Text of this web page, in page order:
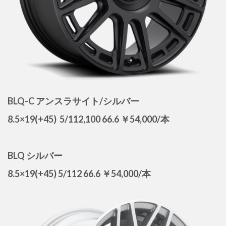
BLQ-C アンスラサイト/シルバー
8.5×19(+45) 5/112,100 66.6 ￥54,000/本
BLQ シルバー
8.5×19(+45) 5/112 66.6 ￥54,000/本